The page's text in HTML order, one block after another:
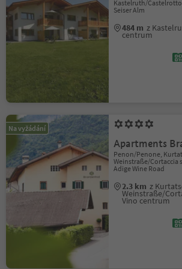
Kastelruth/
Seiser Alm
484 m z
centrum
Na vyžádání
Apartments
Penon/Penone,
Weinstraße/Cortaccia
Adige Wine Road
2.3 km z
Weinstraße/
Vino centrum